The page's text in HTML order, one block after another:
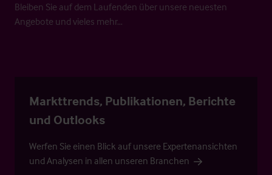
Bleiben Sie auf dem Laufenden über unsere neuesten
Angebote und vieles mehr…
Markttrends, Publikationen, Berichte
und Outlooks
Werfen Sie einen Blick auf unsere Expertenansichten
und Analysen in allen unseren Branchen